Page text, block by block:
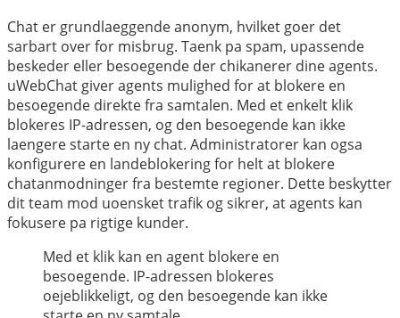
Chat er grundlaeggende anonym, hvilket goer det
sarbart over for misbrug. Taenk pa spam, upassende
beskeder eller besoegende der chikanerer dine agents.
uWebChat giver agents mulighed for at blokere en
besoegende direkte fra samtalen. Med et enkelt klik
blokeres IP-adressen, og den besoegende kan ikke
laengere starte en ny chat. Administratorer kan ogsa
konfigurere en landeblokering for helt at blokere
chatanmodninger fra bestemte regioner. Dette beskytter
dit team mod uoensket trafik og sikrer, at agents kan
fokusere pa rigtige kunder.
Med et klik kan en agent blokere en
besoegende. IP-adressen blokeres
oejeblikkeligt, og den besoegende kan ikke